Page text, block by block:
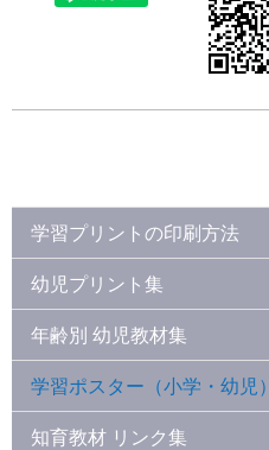
学習プリントの印刷方法
幼児プリント集
年齢別 幼児教材集
学習ポスター（小学・幼児）
知育教材 リンク集